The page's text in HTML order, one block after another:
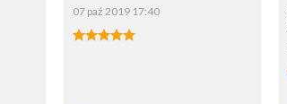
07 paź 2019 17:40